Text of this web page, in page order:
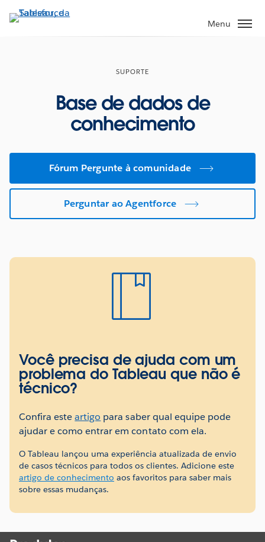
Pular
para
Menu
SUPORTE
Base de dados de
conhecimento
Fórum Pergunte à comunidade
Perguntar ao Agentforce
da
Você precisa de ajuda com um
problema do Tableau que não é
técnico?
Confira esteartigo para saber qual equipe pode
ajudar e como entrar em contato com ela.
O Tableau lançou uma experiência atualizada de envio
de casos técnicos para todos os clientes. Adicione este
artigo de conhecimento aos favoritos para saber mais
sobre essas mudanças.